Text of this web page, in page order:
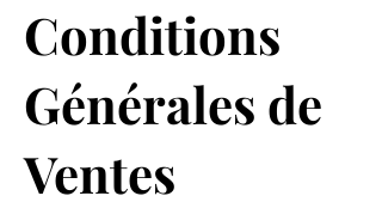
Conditions
Générales de
Ventes